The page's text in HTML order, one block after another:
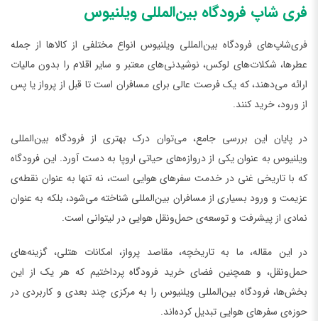
فری شاپ فرودگاه بین‌المللی ویلنیوس
فری‌شاپ‌های فرودگاه بین‌المللی ویلنیوس انواع مختلفی از کالاها از جمله
عطرها، شکلات‌های لوکس، نوشیدنی‌های معتبر و سایر اقلام را بدون مالیات
ارائه می‌دهند، که یک فرصت عالی برای مسافران است تا قبل از پرواز یا پس
از ورود، خرید کنند.
در پایان این بررسی جامع، می‌توان درک بهتری از فرودگاه بین‌المللی
ویلنیوس به عنوان یکی از دروازه‌های حیاتی اروپا به دست آورد. این فرودگاه
که با تاریخی غنی در خدمت سفرهای هوایی است، نه تنها به عنوان نقطه‌ی
عزیمت و ورود بسیاری از مسافران بین‌المللی شناخته می‌شود، بلکه به عنوان
نمادی از پیشرفت و توسعه‌ی حمل‌ونقل هوایی در لیتوانی است.
در این مقاله، ما به تاریخچه، مقاصد پرواز، امکانات هتلی، گزینه‌های
حمل‌و‌نقل، و همچنین فضای خرید فرودگاه پرداختیم که هر یک از این
بخش‌ها، فرودگاه بین‌المللی ویلنیوس را به مرکزی چند بعدی و کاربردی در
حوزه‌ی سفرهای هوایی تبدیل کرده‌اند.